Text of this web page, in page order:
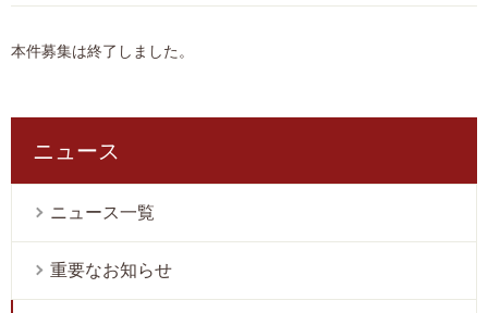
本件募集は終了しました。
ニュース
ニュース一覧
重要なお知らせ